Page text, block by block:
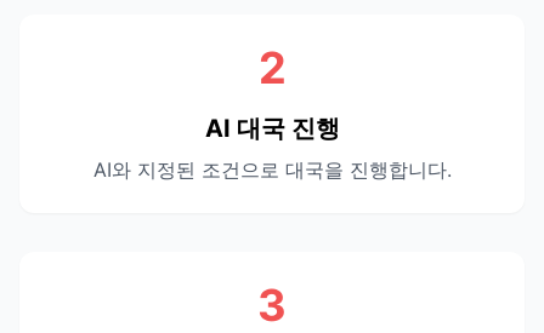
2
AI 대국 진행
AI와 지정된 조건으로 대국을 진행합니다.
3